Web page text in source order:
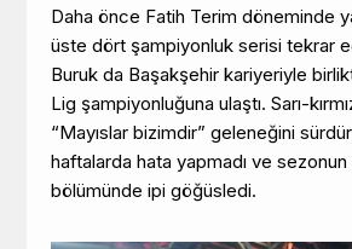
Daha önce Fatih Terim döneminde
üste dört şampiyonluk serisi tekrar
Buruk da Başakşehir kariyeriyle
Lig şampiyonluğuna ulaştı. Sarı-
“Mayıslar bizimdir” geleneğini
haftalarda hata yapmadı ve sezonun
bölümünde ipi göğüsledi.